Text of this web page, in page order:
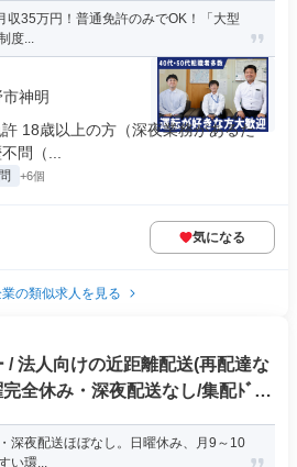
収35万円！普通免許のみでOK！「大型
度...
神明
18歳以上の方（深夜業務があるた
問（...
+6個
気になる
の類似求人を見る
/ 法人向けの近距離配送(再配達な
全休み・深夜配送なし/集配ﾄﾞﾗｲ
深夜配送ほぼなし。日曜休み、月9～10
い環...